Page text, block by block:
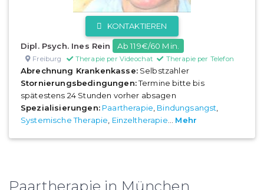
KONTAKTIEREN
Dipl. Psych. Ines Rein Ab 119€/60 Min.
Freiburg Therapie per Videochat Therapie per Telefon
Abrechnung Krankenkasse:Selbstzahler
Stornierungsbedingungen:Termine bitte bis
spätestens 24 Stunden vorher absagen
Spezialisierungen: Paartherapie Bindungsangst
Systemische Therapie Einzeltherapie Mehr
Paartherapie in München